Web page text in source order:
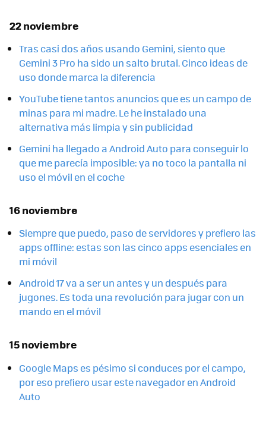
22 noviembre
Tras casi dos años usando Gemini, siento que
Gemini 3 Pro ha sido un salto brutal. Cinco ideas de
uso donde marca la diferencia
YouTube tiene tantos anuncios que es un campo de
minas para mi madre. Le he instalado una
alternativa más limpia y sin publicidad
Gemini ha llegado a Android Auto para conseguir lo
que me parecía imposible: ya no toco la pantalla ni
uso el móvil en el coche
16 noviembre
Siempre que puedo, paso de servidores y prefiero las
apps offline: estas son las cinco apps esenciales en
mi móvil
Android 17 va a ser un antes y un después para
jugones. Es toda una revolución para jugar con un
mando en el móvil
15 noviembre
Google Maps es pésimo si conduces por el campo,
por eso prefiero usar este navegador en Android
Auto